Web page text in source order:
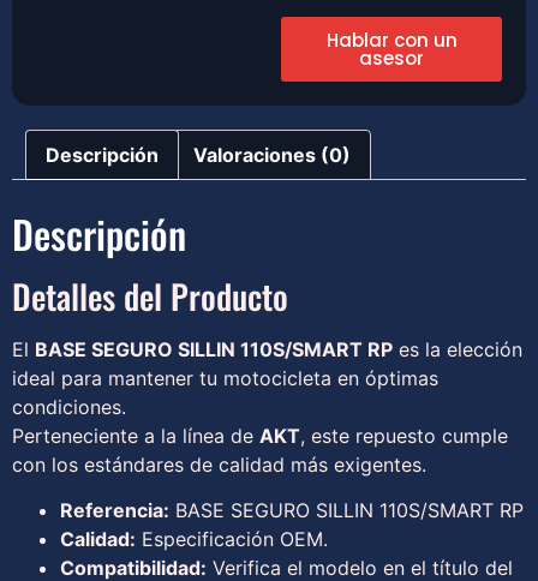
Hablar con un
asesor
Descripción Valoraciones (0)
Descripción
Detalles del Producto
El BASE SEGURO SILLIN 110S/SMART RP es la elección
ideal para mantener tu motocicleta en óptimas
condiciones.
Perteneciente a la línea de AKT, este repuesto cumple
con los estándares de calidad más exigentes.
Referencia: BASE SEGURO SILLIN 110S/SMART RP
Calidad: Especificación OEM.
Compatibilidad: Verifica el modelo en el título del